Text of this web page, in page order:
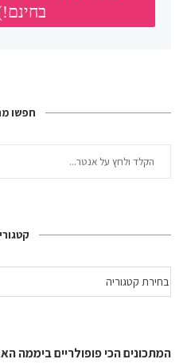
חפשו
המתכונים הכי פופולריים ביממה